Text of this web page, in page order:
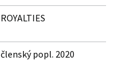
ROYALTIES
členský popl. 2020